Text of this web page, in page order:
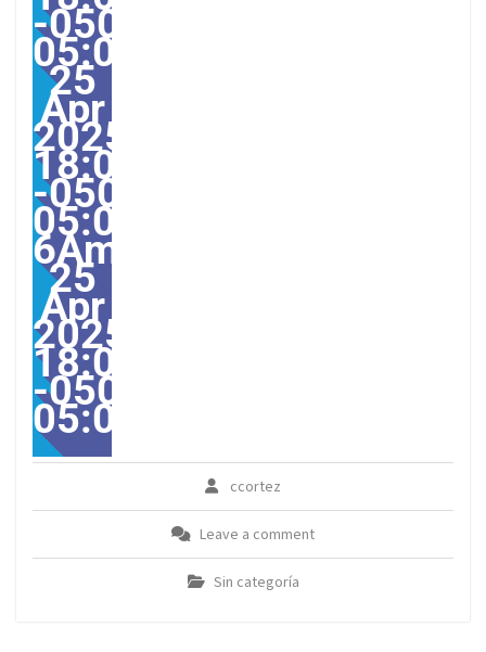
-0500-
05:000030#/30Fri,
25
Apr
2025
18:08:00
-0500-
05:00-
6America/
25
Apr
2025
18:08:00
-0500-
05:00America/
ccortez
Leave a comment
Sin categoría